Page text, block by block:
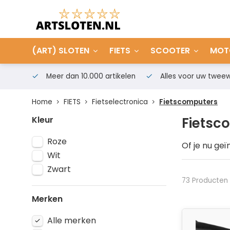
(ART) SLOTEN FIETS SCOOTER
Meer dan 10.000 artikelen Alles voor uw
Home FIETS Fietselectronica Fietscomputers
Kleur
Roze
Wit
Zwart
Merken
Alle merken
Of je nu
genieten
73 Producten